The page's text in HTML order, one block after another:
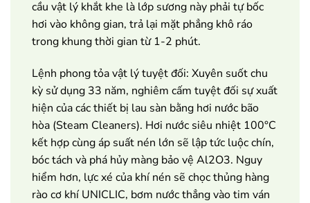
cầu vật lý khắt khe là lớp sương này phải tự bốc
hơi vào không gian, trả lại mặt phẳng khô ráo
trong khung thời gian từ 1-2 phút.
Lệnh phong tỏa vật lý tuyệt đối: Xuyên suốt chu
kỳ sử dụng 33 năm, nghiêm cấm tuyệt đối sự xuất
hiện của các thiết bị lau sàn bằng hơi nước bão
hòa (Steam Cleaners). Hơi nước siêu nhiệt 100°C
kết hợp cùng áp suất nén lớn sẽ lập tức luộc chín,
bóc tách và phá hủy màng bảo vệ Al2O3. Nguy
hiểm hơn, lực xé của khí nén sẽ chọc thủng hàng
rào cơ khí UNICLIC, bơm nước thẳng vào tim ván